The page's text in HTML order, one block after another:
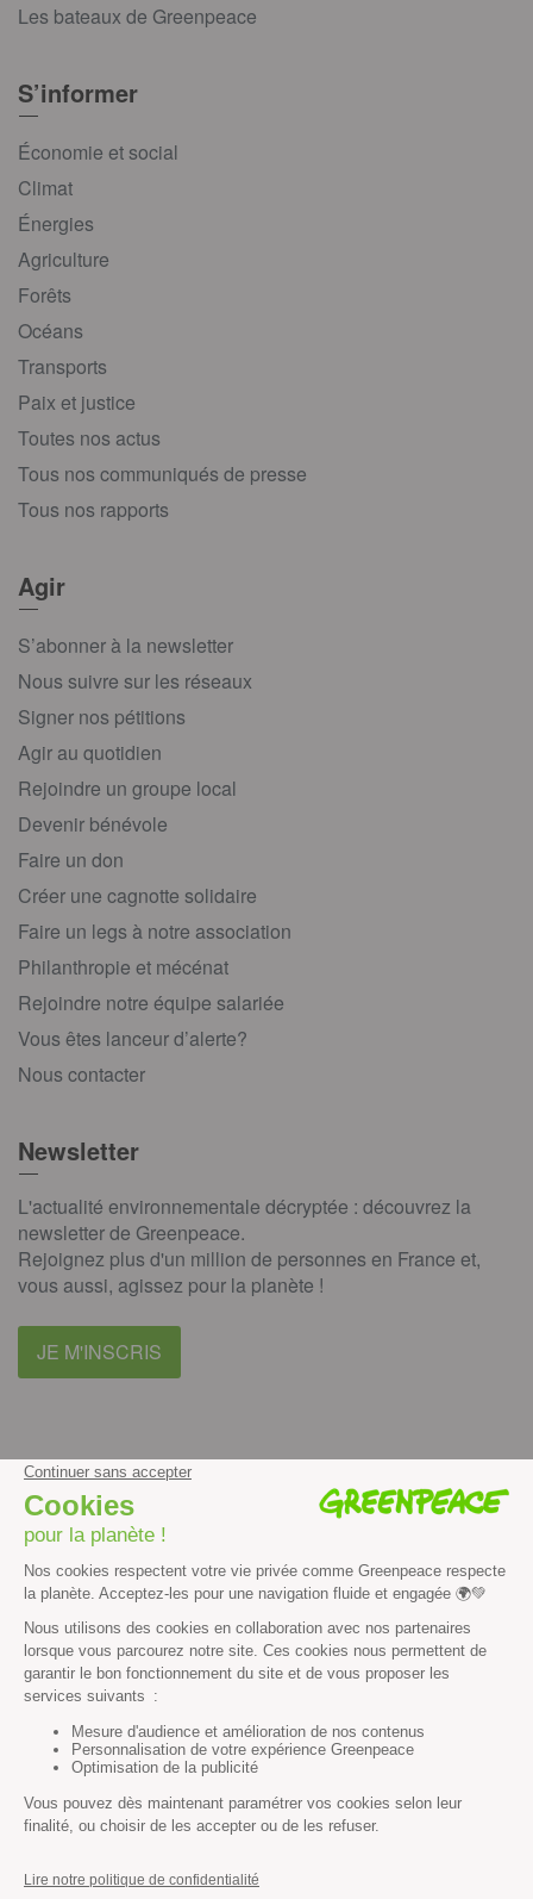
Les bateaux de Greenpeace
S’informer
Économie et social
Climat
Énergies
Agriculture
Forêts
Océans
Transports
Paix et justice
Toutes nos actus
Tous nos communiqués de presse
Tous nos rapports
Agir
S’abonner à la newsletter
Nous suivre sur les réseaux
Signer nos pétitions
Agir au quotidien
Rejoindre un groupe local
Devenir bénévole
Faire un don
Créer une cagnotte solidaire
Faire un legs à notre association
Philanthropie et mécénat
Rejoindre notre équipe salariée
Vous êtes lanceur d’alerte?
Nous contacter
Newsletter
L'actualité environnementale décryptée : découvrez la
newsletter de Greenpeace.
Rejoignez plus d'un million de personnes en France et,
vous aussi, agissez pour la planète !
JE M'INSCRIS
instagramyoutube
Contenus et propriété intellectuelle
Mentions légales
Politique de confidentialité
Les autres sites de Greenpeace
dans le monde
Cliquez-ici pour modifier vos préférences en matière de cookies
Greenpeace
Tel : 01 80 96 96 96